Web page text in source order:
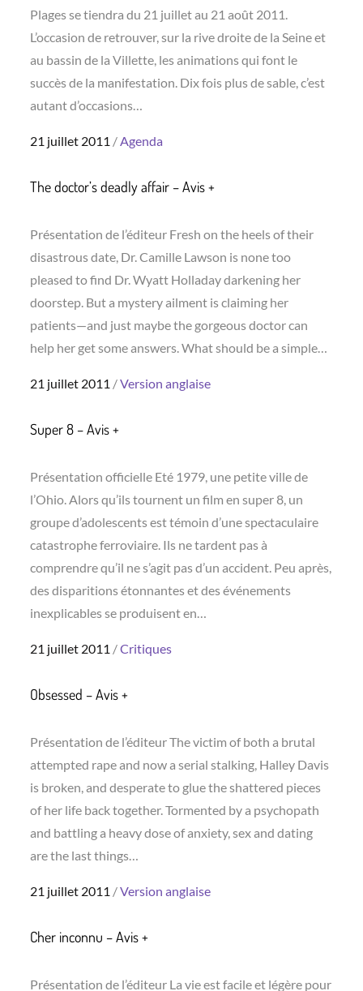
Plages se tiendra du 21 juillet au 21 août 2011.
L’occasion de retrouver, sur la rive droite de la Seine et
au bassin de la Villette, les animations qui font le
succès de la manifestation. Dix fois plus de sable, c’est
autant d’occasions…
Posted
21 juillet 2011 Agenda
The doctor’s deadly affair – Avis +
Présentation de l’éditeur Fresh on the heels of their
disastrous date, Dr. Camille Lawson is none too
pleased to find Dr. Wyatt Holladay darkening her
doorstep. But a mystery ailment is claiming her
patients—and just maybe the gorgeous doctor can
help her get some answers. What should be a simple…
Posted
21 juillet 2011 Version anglaise
Super 8 – Avis +
Présentation officielle Eté 1979, une petite ville de
l’Ohio. Alors qu’ils tournent un film en super 8, un
groupe d’adolescents est témoin d’une spectaculaire
catastrophe ferroviaire. Ils ne tardent pas à
comprendre qu’il ne s’agit pas d’un accident. Peu après,
des disparitions étonnantes et des événements
inexplicables se produisent en…
Posted
21 juillet 2011 Critiques
Obsessed – Avis +
Présentation de l’éditeur The victim of both a brutal
attempted rape and now a serial stalking, Halley Davis
is broken, and desperate to glue the shattered pieces
of her life back together. Tormented by a psychopath
and battling a heavy dose of anxiety, sex and dating
are the last things…
Posted
21 juillet 2011 Version anglaise
Cher inconnu – Avis +
Présentation de l’éditeur La vie est facile et légère pour